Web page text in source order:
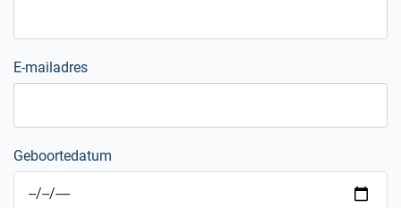
E-mailadres
Geboortedatum